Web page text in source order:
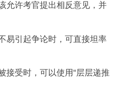
允许考官提出相反意见，并
易引起争论时，可直接坦率
接受时，可以使用“层层递推